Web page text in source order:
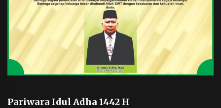
Pariwara Idul Adha 1442 H